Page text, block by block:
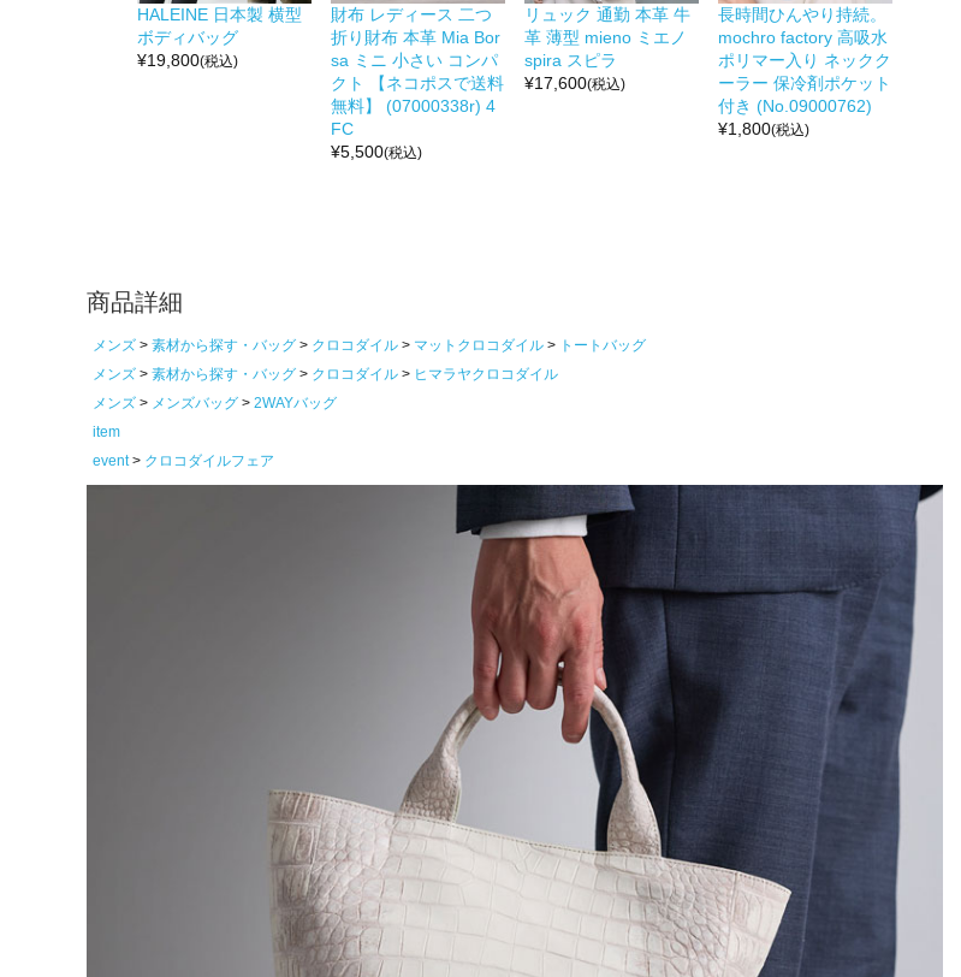
HALEINE 日本製 横型
ボディバッグ
¥19,800(税込)
財布 レディース 二つ
折り財布 本革 Mia Bor
sa ミニ 小さい コンパ
クト 【ネコポスで送料
無料】 (07000338r) 4
FC
¥5,500(税込)
リュック 通勤 本革 牛
革 薄型 mieno ミエノ
spira スピラ
¥17,600(税込)
長時間ひんやり持続。
mochro factory 高吸水
ポリマー入り ネックク
ーラー 保冷剤ポケット
付き (No.09000762)
¥1,800(税込)
商品詳細
メンズ 素材から探す・バッグ クロコダイル マットクロコダイル
トートバッグ
メンズ
素材から探す・バッグ クロコダイル
ヒマラヤクロコダイル
メンズ
メンズバッグ
2WAYバッグ
item
event
クロコダイルフェア